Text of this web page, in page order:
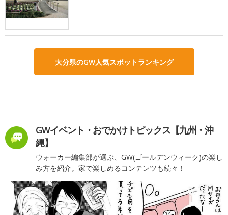
大分県のGW人気スポットランキング
GWイベント・おでかけトピックス【九州・沖
縄】
ウォーカー編集部が選ぶ、GW(ゴールデンウィーク)の楽し
み方を紹介。家で楽しめるコンテンツも続々！